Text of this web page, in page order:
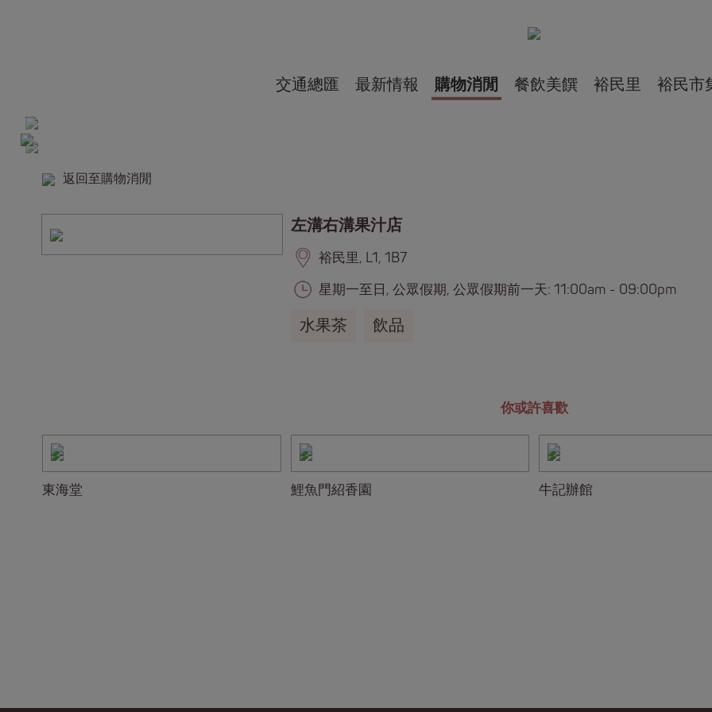
交通總匯 最新情報 購物消閒 餐飲美饌 裕民里 裕民市
返回至購物消閒
左溝右溝果汁店
裕民里, L1, 1B7
星期一至日, 公眾假期, 公眾假期前一天: 11:00am - 09:00pm
水果茶 飲品
你或許喜歡
東海堂 鯉魚門紹香園 牛記辦館